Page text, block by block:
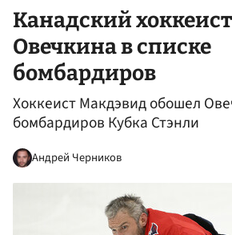
Канадский
Овечкина в списке
бомбардиров
Хоккеист Макдэвид обошел
бомбардиров Кубка Стэнли
Андрей Черников